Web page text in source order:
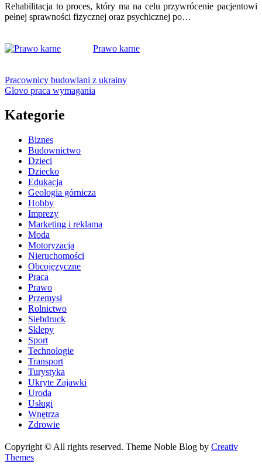
Rehabilitacja to proces, który ma na celu przywrócenie pacjentowi
pełnej sprawności fizycznej oraz psychicznej po…
Prawo karne
Pracownicy budowlani z ukrainy
Glovo praca wymagania
Kategorie
Biznes
Budownictwo
Dzieci
Dziecko
Edukacja
Geologia górnicza
Hobby
Imprezy
Marketing i reklama
Moda
Motoryzacja
Nieruchomości
Obcojęzyczne
Praca
Prawo
Przemysł
Rolnictwo
Siebdruck
Sklepy
Sport
Technologie
Transport
Turystyka
Ukryte Zajawki
Uroda
Usługi
Wnętrza
Zdrowie
Copyright © All rights reserved. Theme Noble Blog by Creativ
Themes